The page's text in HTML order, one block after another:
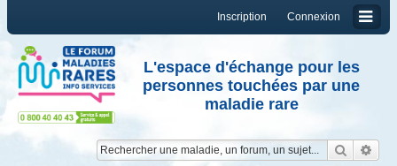
Connexion
Inscription
L'espace d'échange pour les
personnes touchées par une
maladie rare